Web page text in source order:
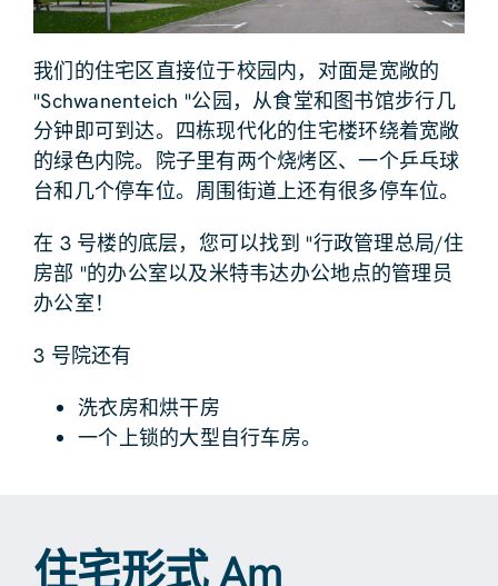
我们的住宅区直接位于校园内，对面是宽敞的
"Schwanenteich "公园，从食堂和图书馆步行几
分钟即可到达。四栋现代化的住宅楼环绕着宽敞
的绿色内院。院子里有两个烧烤区、一个乒乓球
台和几个停车位。周围街道上还有很多停车位。
在 3 号楼的底层，您可以找到 "行政管理总局/住
房部 "的办公室以及米特韦达办公地点的管理员
办公室！
3 号院还有
洗衣房和烘干房
一个上锁的大型自行车房。
住宅形式 Am